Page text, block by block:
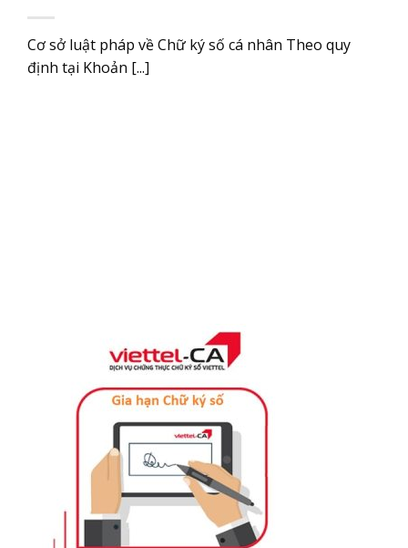
Cơ sở luật pháp về Chữ ký số cá nhân Theo quy
định tại Khoản [...]